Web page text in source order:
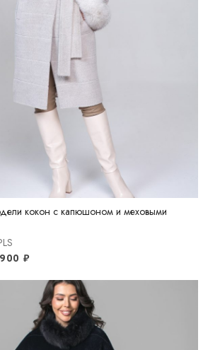
кокон с капюшоном и меховыми
₽